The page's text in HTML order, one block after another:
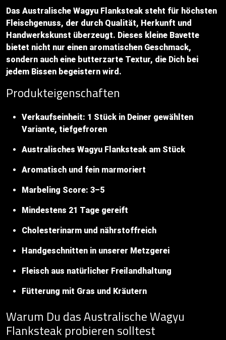
Das Australische Wagyu Flanksteak steht für höchsten
Fleischgenuss, der durch Qualität, Herkunft und
Handwerkskunst überzeugt. Dieses kleine Bavette
bietet nicht nur einen aromatischen Geschmack,
sondern auch eine butterzarte Textur, die Dich bei
jedem Bissen begeistern wird.
Produkteigenschaften
Verkaufseinheit: 1 Stück in Deiner gewählten
Variante, tiefgefroren
Australisches Wagyu Flanksteak am Stück
Aromatisch und fein marmoriert
Marbeling Score: 3–5
Mindestens 21 Tage gereift
Cholesterinarm und nährstoffreich
Handgeschnitten in unserer Metzgerei
Fleisch aus natürlicher Freilandhaltung
Fütterung mit Gras und Kräutern
Warum Du das Australische Wagyu
Flanksteak probieren solltest